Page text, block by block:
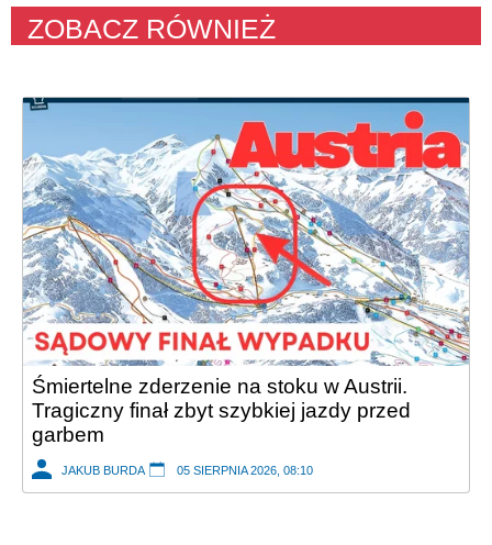
ZOBACZ RÓWNIEŻ
Śmiertelne zderzenie na stoku w Austrii.
Tragiczny finał zbyt szybkiej jazdy przed
garbem
JAKUB BURDA 05 SIERPNIA 2026, 08:10